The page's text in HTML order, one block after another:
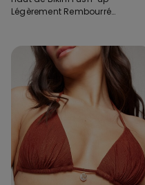
Légèrement Rembourré